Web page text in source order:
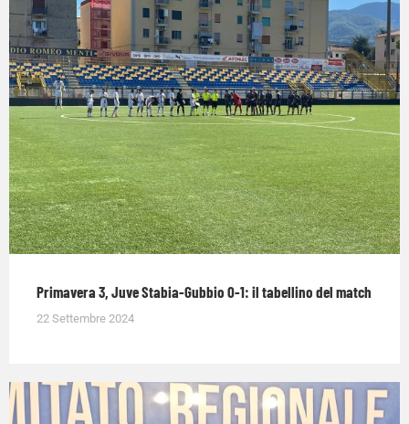
Primavera 3, Juve Stabia-Gubbio 0-1: il tabellino del match
22 Settembre 2024